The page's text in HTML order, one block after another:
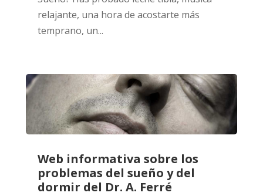
relajante, una hora de acostarte más
temprano, un...
Web informativa sobre los
problemas del sueño y del
dormir del Dr. A. Ferré